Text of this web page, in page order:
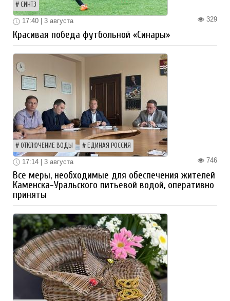
СИНТЗ
329
17:40 | 3 августа
Красивая победа футбольной «Синары»
ОТКЛЮЧЕНИЕ ВОДЫ ЕДИНАЯ РОССИЯ
746
17:14 | 3 августа
Все меры, необходимые для обеспечения жителей
Каменска-Уральского питьевой водой, оперативно
приняты